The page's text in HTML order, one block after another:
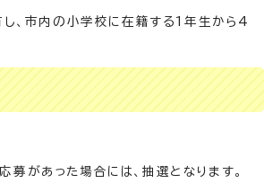
、市内の小学校に在籍する1年生から4
があった場合には、抽選となります。